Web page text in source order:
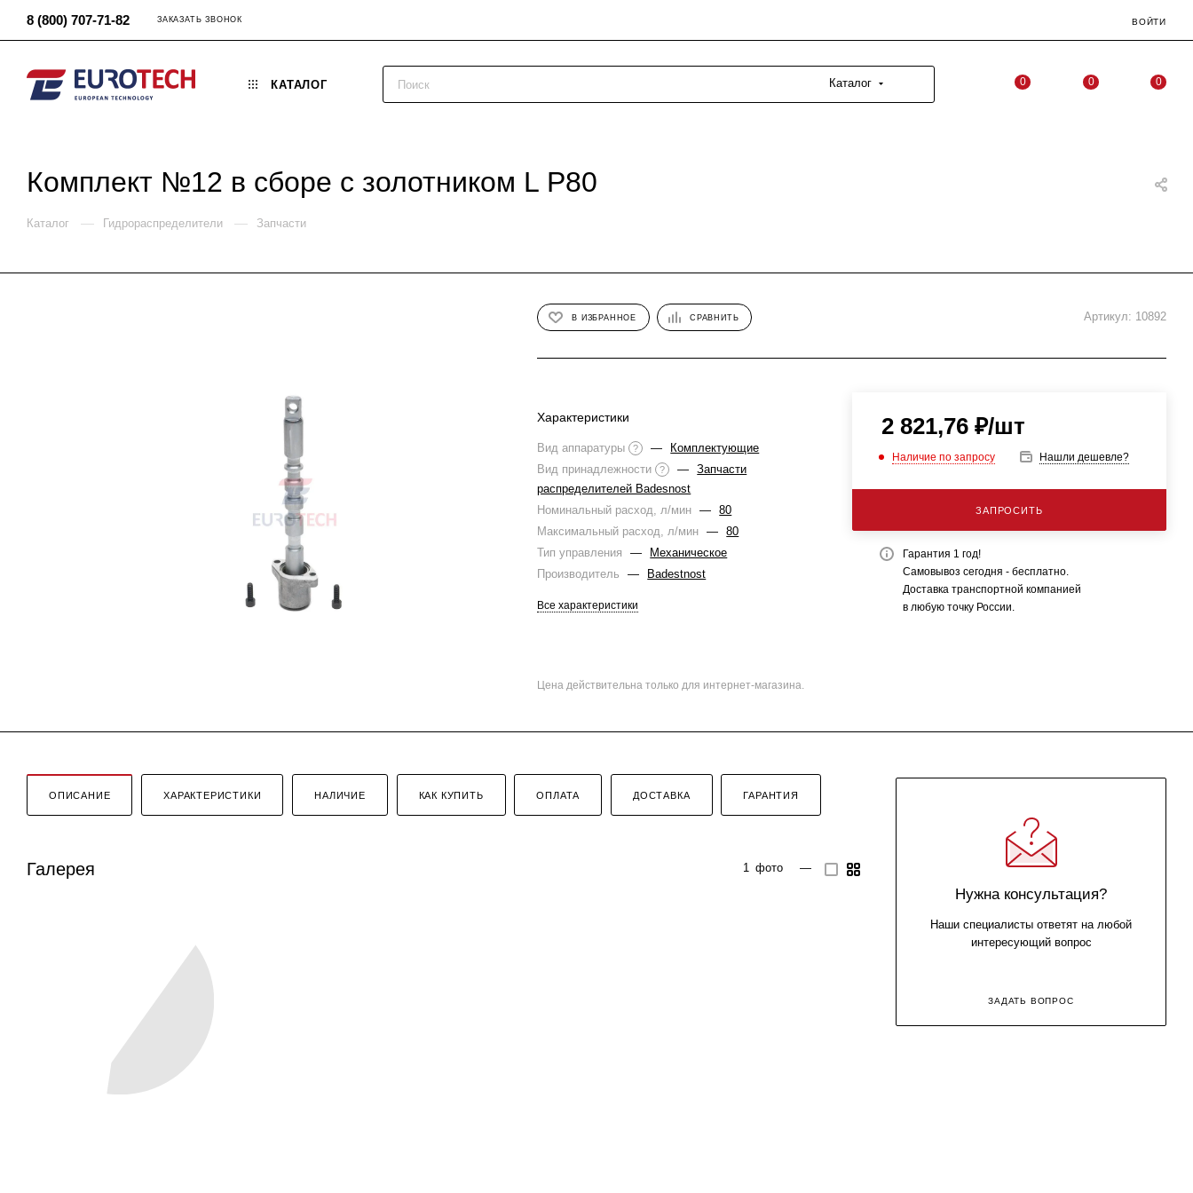
8 (800) 707-71-82 ЗАКАЗАТЬ ЗВОНОК ВОЙТИ
КАТАЛОГ Каталог 0 0 0
Комплект №12 в сборе с золотником L P80
Каталог — Гидрораспределители — Запчасти
В ИЗБРАННОЕ СРАВНИТЬ Артикул: 10892
Характеристики
Вид аппаратуры ? —
Комплектующие
Вид принадлежности ? —
Запчасти
распределителей Badesnost
Номинальный расход, л/мин
—
80
Максимальный расход, л/мин
—
80
Тип управления
—
Механическое
Производитель
— Badestnost
Все характеристики
2 821,76₽/шт
Наличие по запросу Нашли дешевле?
ЗАПРОСИТЬ
Гарантия 1 год!
Самовывоз сегодня - бесплатно.
Доставка транспортной компанией
в любую точку России.
Цена действительна только для интернет-магазина.
ОПИСАНИЕ ХАРАКТЕРИСТИКИ НАЛИЧИЕ КАК КУПИТЬ ОПЛАТА ДОСТАВКА ГАРАНТИЯ
Галерея 1 фото —
Нужна консультация?
Наши специалисты ответят на любой
интересующий вопрос
ЗАДАТЬ ВОПРОС